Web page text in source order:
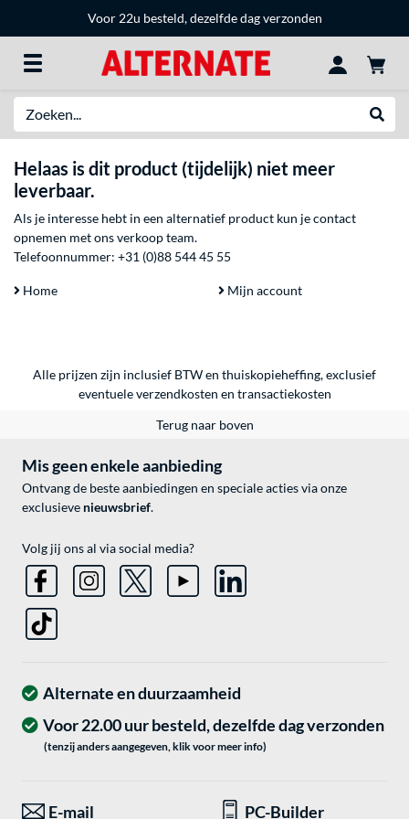
Voor 22u besteld, dezelfde dag verzonden
Helaas is dit product (tijdelijk) niet meer
leverbaar.
Als je interesse hebt in een alternatief product kun je contact
opnemen met ons verkoop team.
Telefoonnummer: +31 (0)88 544 45 55
Home Mijn account
Alle prijzen zijn inclusief BTW en thuiskopieheffing, exclusief
eventueleverzendkosten en transactiekosten
Terug naar boven
Mis geen enkele aanbieding
Ontvang de beste aanbiedingen en speciale acties via onze
exclusieve nieuwsbrief.
Volg jij ons al via social media?
Alternate en duurzaamheid
Voor 22.00 uur besteld, dezelfde dag verzonden
(tenzij anders aangegeven, klik voor meer info)
E-mail PC-Builder